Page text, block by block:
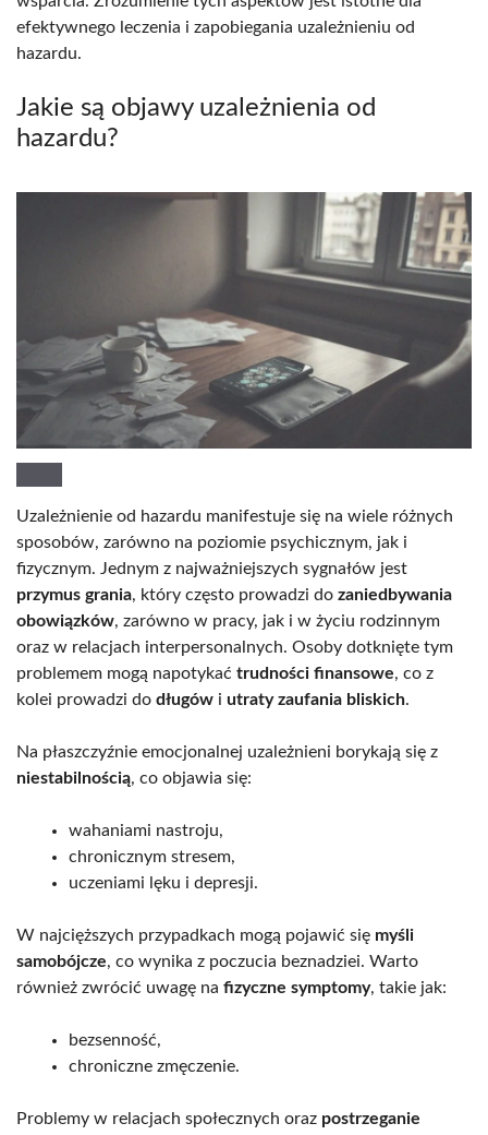
efektywnego leczenia i zapobiegania uzależnieniu od
hazardu.
Jakie są objawy uzależnienia od
hazardu?
Uzależnienie od hazardu manifestuje się na wiele różnych
sposobów, zarówno na poziomie psychicznym, jak i
fizycznym. Jednym z najważniejszych sygnałów jest
przymus grania, który często prowadzi do zaniedbywania
obowiązków, zarówno w pracy, jak i w życiu rodzinnym
oraz w relacjach interpersonalnych. Osoby dotknięte tym
problemem mogą napotykać trudności finansowe, co z
kolei prowadzi do długów i utraty zaufania bliskich.
Na płaszczyźnie emocjonalnej uzależnieni borykają się z
niestabilnością, co objawia się:
wahaniami nastroju,
chronicznym stresem,
uczeniami lęku i depresji.
W najcięższych przypadkach mogą pojawić się myśli
samobójcze, co wynika z poczucia beznadziei. Warto
również zwrócić uwagę na fizyczne symptomy, takie jak:
bezsenność,
chroniczne zmęczenie.
Problemy w relacjach społecznych oraz postrzeganie